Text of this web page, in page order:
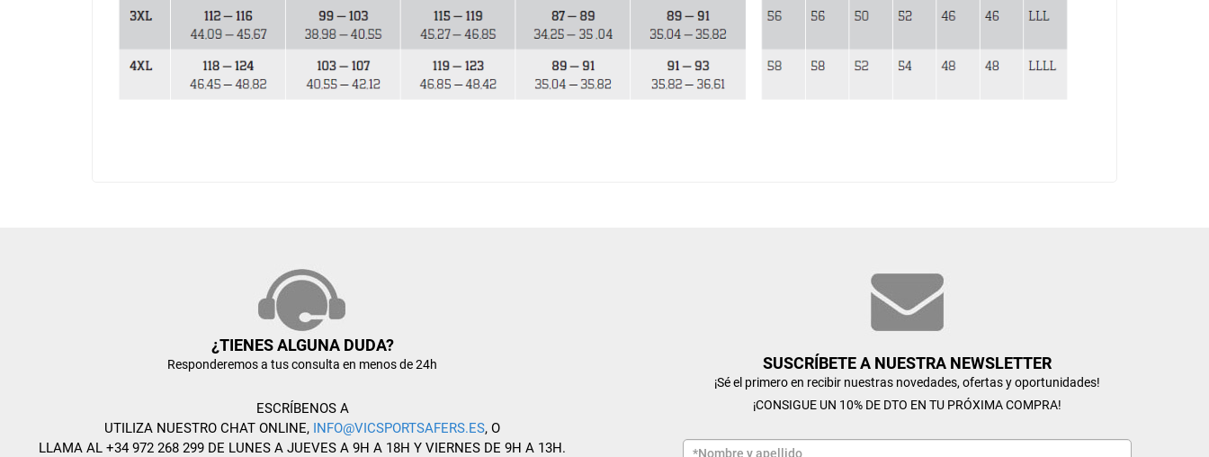
¿TIENES ALGUNA DUDA?
Responderemos a tus consulta en menos de 24h
ESCRÍBENOS A
UTILIZA NUESTRO CHAT ONLINE, INFO@VICSPORTSAFERS.ES, O
LLAMA AL +34 972 268 299 DE LUNES A JUEVES A 9H A 18H Y VIERNES DE 9H A 13H.
SUSCRÍBETE A NUESTRA NEWSLETTER
¡Sé el primero en recibir nuestras novedades, ofertas y oportunidades!
¡CONSIGUE UN 10% DE DTO EN TU PRÓXIMA COMPRA!